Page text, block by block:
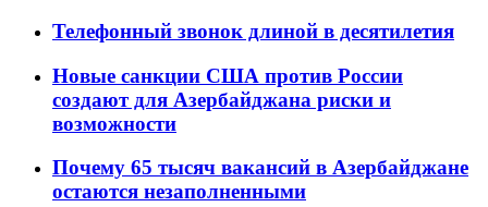
Телефонный звонок длиной в десятилетия
Новые санкции США против России
создают для Азербайджана риски и
возможности
Почему 65 тысяч вакансий в Азербайджане
остаются незаполненными